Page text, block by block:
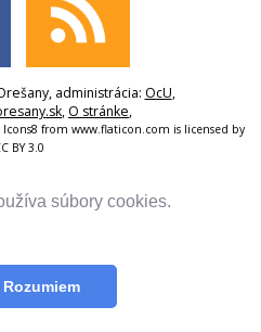
súbory cookies.
Rozumiem
administrácia: OcU,
, O stránke,
Icons8 from www.flaticon.com is licensed by
BY 3.0